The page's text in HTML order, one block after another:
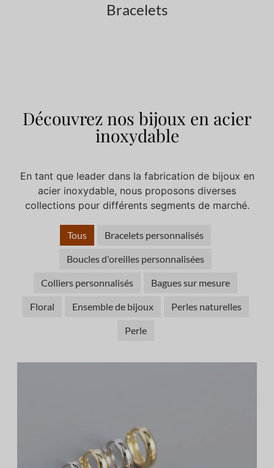
Bracelets
Découvrez nos bijoux en acier
inoxydable
En tant que leader dans la fabrication de bijoux en
acier inoxydable, nous proposons diverses
collections pour différents segments de marché.
Tous Bracelets personnalisés
Boucles d'oreilles personnalisées
Colliers personnalisés Bagues sur mesure
Floral Ensemble de bijoux Perles naturelles
Perle